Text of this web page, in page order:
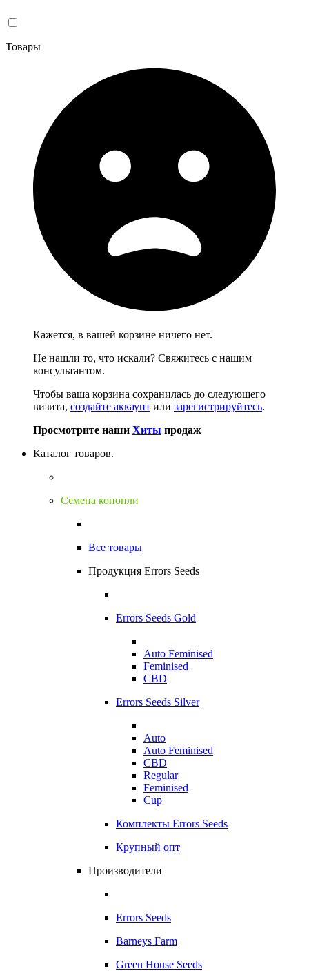
Товары
Кажется, в вашей корзине ничего нет.
Не нашли то, что искали? Свяжитесь с нашим
консультантом.
Чтобы ваша корзина сохранилась до следующего
визита, создайте аккаунт или зарегистрируйтесь.
Просмотрите наши Хиты продаж
Каталог товаров.
Семена конопли
Все товары
Продукция Errors Seeds
Errors Seeds Gold
Auto Feminised
Feminised
CBD
Errors Seeds Silver
Auto
Auto Feminised
CBD
Regular
Feminised
Cup
Комплекты Errors Seeds
Крупный опт
Производители
Errors Seeds
Barneys Farm
Green House Seeds